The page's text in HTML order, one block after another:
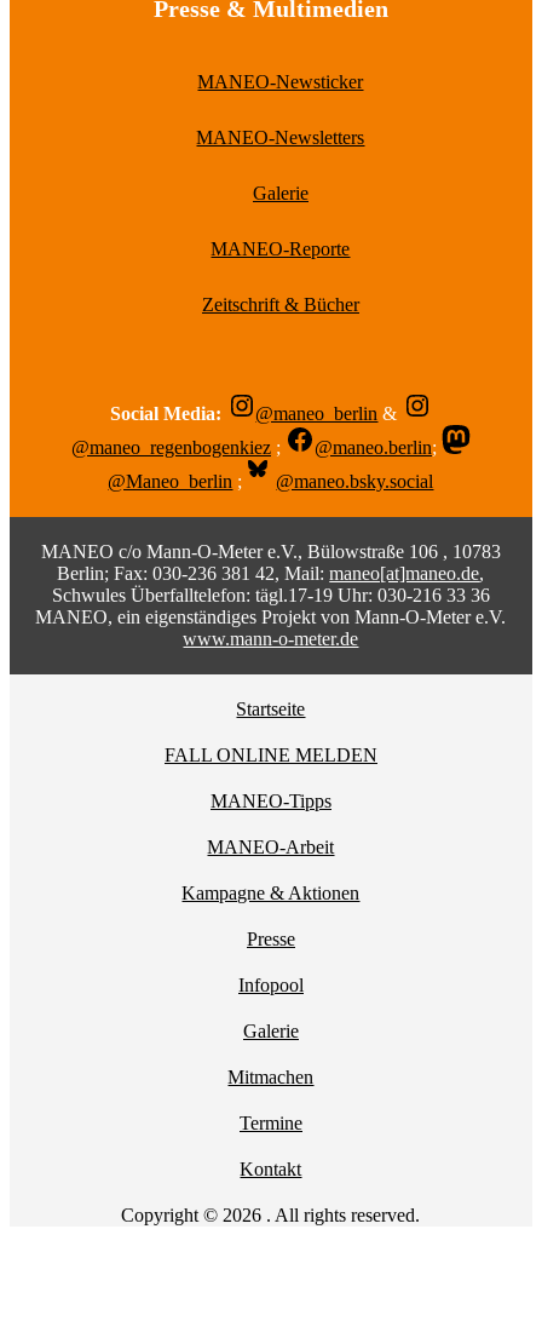
Presse & Multimedien
MANEO-Newsticker
MANEO-Newsletters
Galerie
MANEO-Reporte
Zeitschrift & Bücher
Social Media: @maneo_berlin &
@maneo_regenbogenkiez ; @maneo.berlin;
@Maneo_berlin ; @maneo.bsky.social
MANEO c/o Mann-O-Meter e.V., Bülowstraße 106 , 10783
Berlin; Fax: 030-236 381 42, Mail:maneo[at]maneo.de,
Schwules Überfalltelefon: tägl.17-19 Uhr: 030-216 33 36
MANEO, ein eigenständiges Projekt von Mann-O-Meter e.V.
www.mann-o-meter.de
Startseite
FALL ONLINE MELDEN
MANEO-Tipps
MANEO-Arbeit
Kampagne & Aktionen
Presse
Infopool
Galerie
Mitmachen
Termine
Kontakt
Copyright © 2026 . All rights reserved.